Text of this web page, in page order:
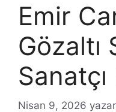
Emir
Gözaltı
Nisan 9, 2026 yazar